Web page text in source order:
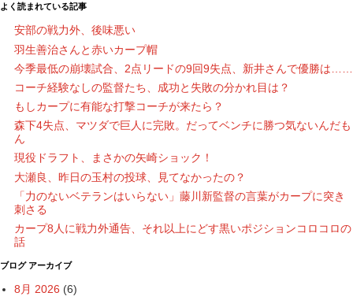
よく読まれている記事
安部の戦力外、後味悪い
羽生善治さんと赤いカープ帽
今季最低の崩壊試合、2点リードの9回9失点、新井さんで優勝は……
コーチ経験なしの監督たち、成功と失敗の分かれ目は？
もしカープに有能な打撃コーチが来たら？
森下4失点、マツダで巨人に完敗。だってベンチに勝つ気ないんだも
ん
現役ドラフト、まさかの矢崎ショック！
大瀬良、昨日の玉村の投球、見てなかったの？
「力のないベテランはいらない」藤川新監督の言葉がカープに突き
刺さる
カープ8人に戦力外通告、それ以上にどす黒いポジションコロコロの
話
ブログ アーカイブ
8月 2026 (6)